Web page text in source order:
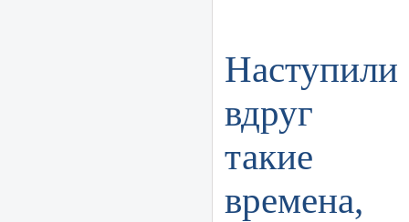
Наступили
вдруг
такие
времена,